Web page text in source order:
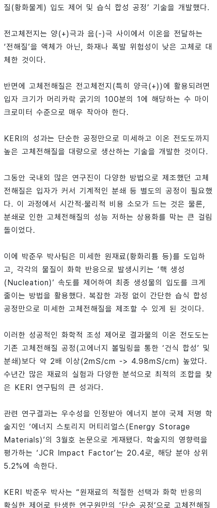
질(황화물계) 입도 제어 및 습식 합성 공정’ 기술을 개발했다.
전고체전지는 양(+)극과 음(-)극 사이에서 이온을 전달하는
‘전해질’을 액체가 아닌, 화재나 폭발 위험성이 낮은 고체로 대
체한 것이다.
반면에 고체전해질은 전고체전지(특히 양극(+))에 활용되려면
입자 크기가 머리카락 굵기의 100분의 1에 해당하는 수 마이
크로미터 수준으로 매우 작아야 한다.
KERI의 성과는 단순한 공정만으로 미세하고 이온 전도도까지
높은 고체전해질을 대량으로 생산하는 기술을 개발한 것이다.
그동안 국내외 많은 연구진이 다양한 방법으로 제조했던 고체
전해질은 입자가 커서 기계적인 분쇄 등 별도의 공정이 필요했
다. 이 과정에서 시간적·물리적 비용 소모가 드는 것은 물론,
분쇄로 인한 고체전해질의 성능 저하는 상용화를 막는 큰 걸림
돌이었다.
이에 박준우 박사팀은 미세한 원재료(황화리튬 등)를 도입하
고, 각각의 물질이 화학 반응으로 발생시키는 ‘핵 생성
(Nucleation)’ 속도를 제어하여 최종 생성물의 입도를 크게
줄이는 방법을 활용했다. 복잡한 과정 없이 간단한 습식 합성
공정만으로 미세한 고체전해질을 제조할 수 있게 된 것이다.
이러한 성공적인 화학적 조성 제어로 결과물의 이온 전도도는
기존 고체전해질 공정(고에너지 볼밀링을 통한 ‘건식 합성’ 및
분쇄)보다 약 2배 이상(2mS/cm -> 4.98mS/cm) 높았다.
수년간 많은 재료의 실험과 다양한 분석으로 최적의 조합을 찾
은 KERI 연구팀의 큰 성과다.
관련 연구결과는 우수성을 인정받아 에너지 분야 국제 저명 학
술지인 ‘에너지 스토리지 머티리얼스(Energy Storage
Materials)’의 3월호 논문으로 게재됐다. 학술지의 영향력을
평가하는 ‘JCR Impact Factor’는 20.4로, 해당 분야 상위
5.2%에 속한다.
KERI 박준우 박사는 “원재료의 적절한 선택과 화학 반응의
확실한 제어로 탄생한 연구원만의 ‘단순 공정’으로 고체전해질